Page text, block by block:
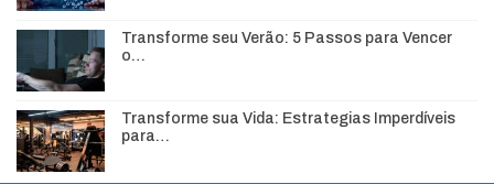
Transforme seu Verão: 5 Passos para Vencer
o…
Transforme sua Vida: Estrategias Imperdíveis
para…